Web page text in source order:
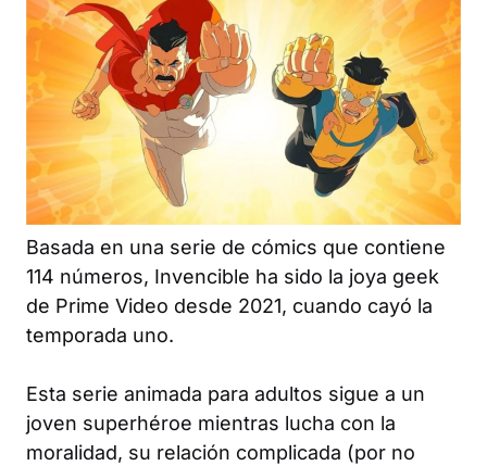
Basada en una serie de cómics que contiene
114 números, Invencible ha sido la joya geek
de Prime Video desde 2021, cuando cayó la
temporada uno.
Esta serie animada para adultos sigue a un
joven superhéroe mientras lucha con la
moralidad, su relación complicada (por no